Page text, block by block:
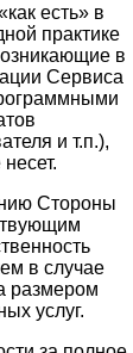
есть» в
практике
в
Сервиса
и т.п.),
Стороны
в случае
размером
услуг.